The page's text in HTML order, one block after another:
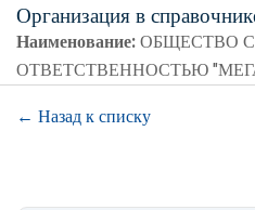
Организация в
Наименование:ОБЩЕСТВО
ОТВЕТСТВЕННОСТЬЮ
← Назад к списку